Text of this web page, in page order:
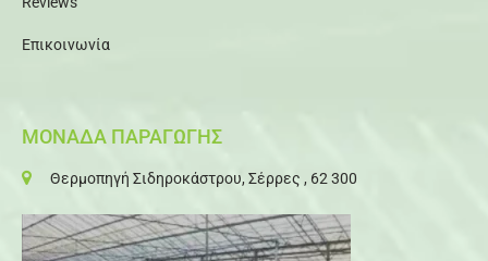
Επικοινωνία
ΜΟΝΑΔΑ ΠΑΡΑΓΩΓΗΣ
Θερμοπηγή Σιδηροκάστρου, Σέρρες , 62 300